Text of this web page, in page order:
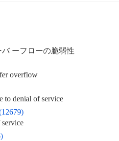
バ ーフローの脆弱性
overflow
to denial of service